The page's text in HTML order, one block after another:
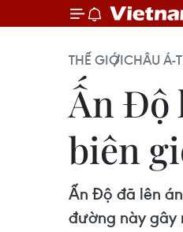
THẾ GIỚICHÂU Á-
Ấn Độ
biên
Ấn Độ đã lên
đường này gây